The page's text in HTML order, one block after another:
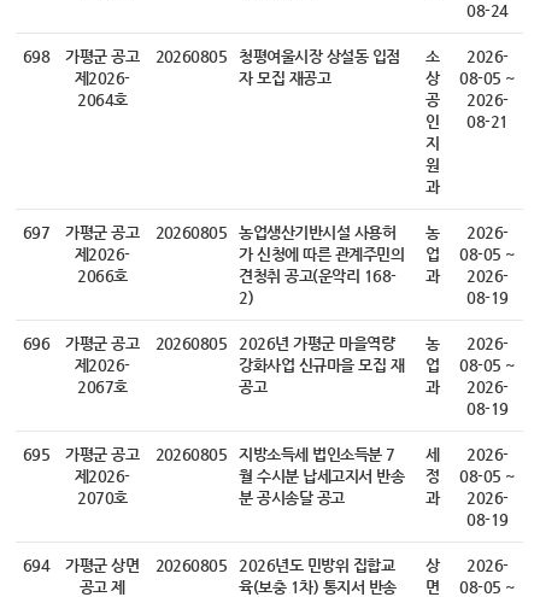
08-24
698
가평군 공고
제2026-
2064호
20260805
청평여울시장 상설동 입점
자 모집 재공고
소
상
공
인
지
원
과
2026-
08-05 ~
2026-
08-21
697
가평군 공고
제2026-
2066호
20260805
농업생산기반시설 사용허
가 신청에 따른 관계주민의
견청취 공고(운악리 168-
2)
농
업
과
2026-
08-05 ~
2026-
08-19
696
가평군 공고
제2026-
2067호
20260805
2026년 가평군 마을역량
강화사업 신규마을 모집 재
공고
농
업
과
2026-
08-05 ~
2026-
08-19
695
가평군 공고
제2026-
2070호
20260805
지방소득세 법인소득분 7
월 수시분 납세고지서 반송
분 공시송달 공고
세
정
과
2026-
08-05 ~
2026-
08-19
694
가평군 상면
공고 제
20260805
2026년도 민방위 집합교
육(보충 1차) 통지서 반송
상
면
2026-
08-05 ~